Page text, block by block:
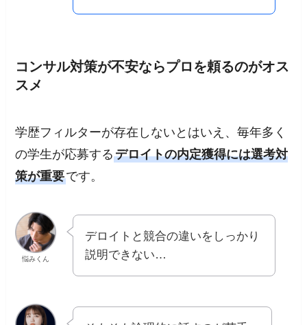
コンサル対策が不安ならプロを頼るのがオス
スメ
学歴フィルターが存在しないとはいえ、毎年多く
の学生が応募するデロイトの内定獲得には選考対
策が重要です。
悩みくん
デロイトと競合の違いをしっかり
説明できない…